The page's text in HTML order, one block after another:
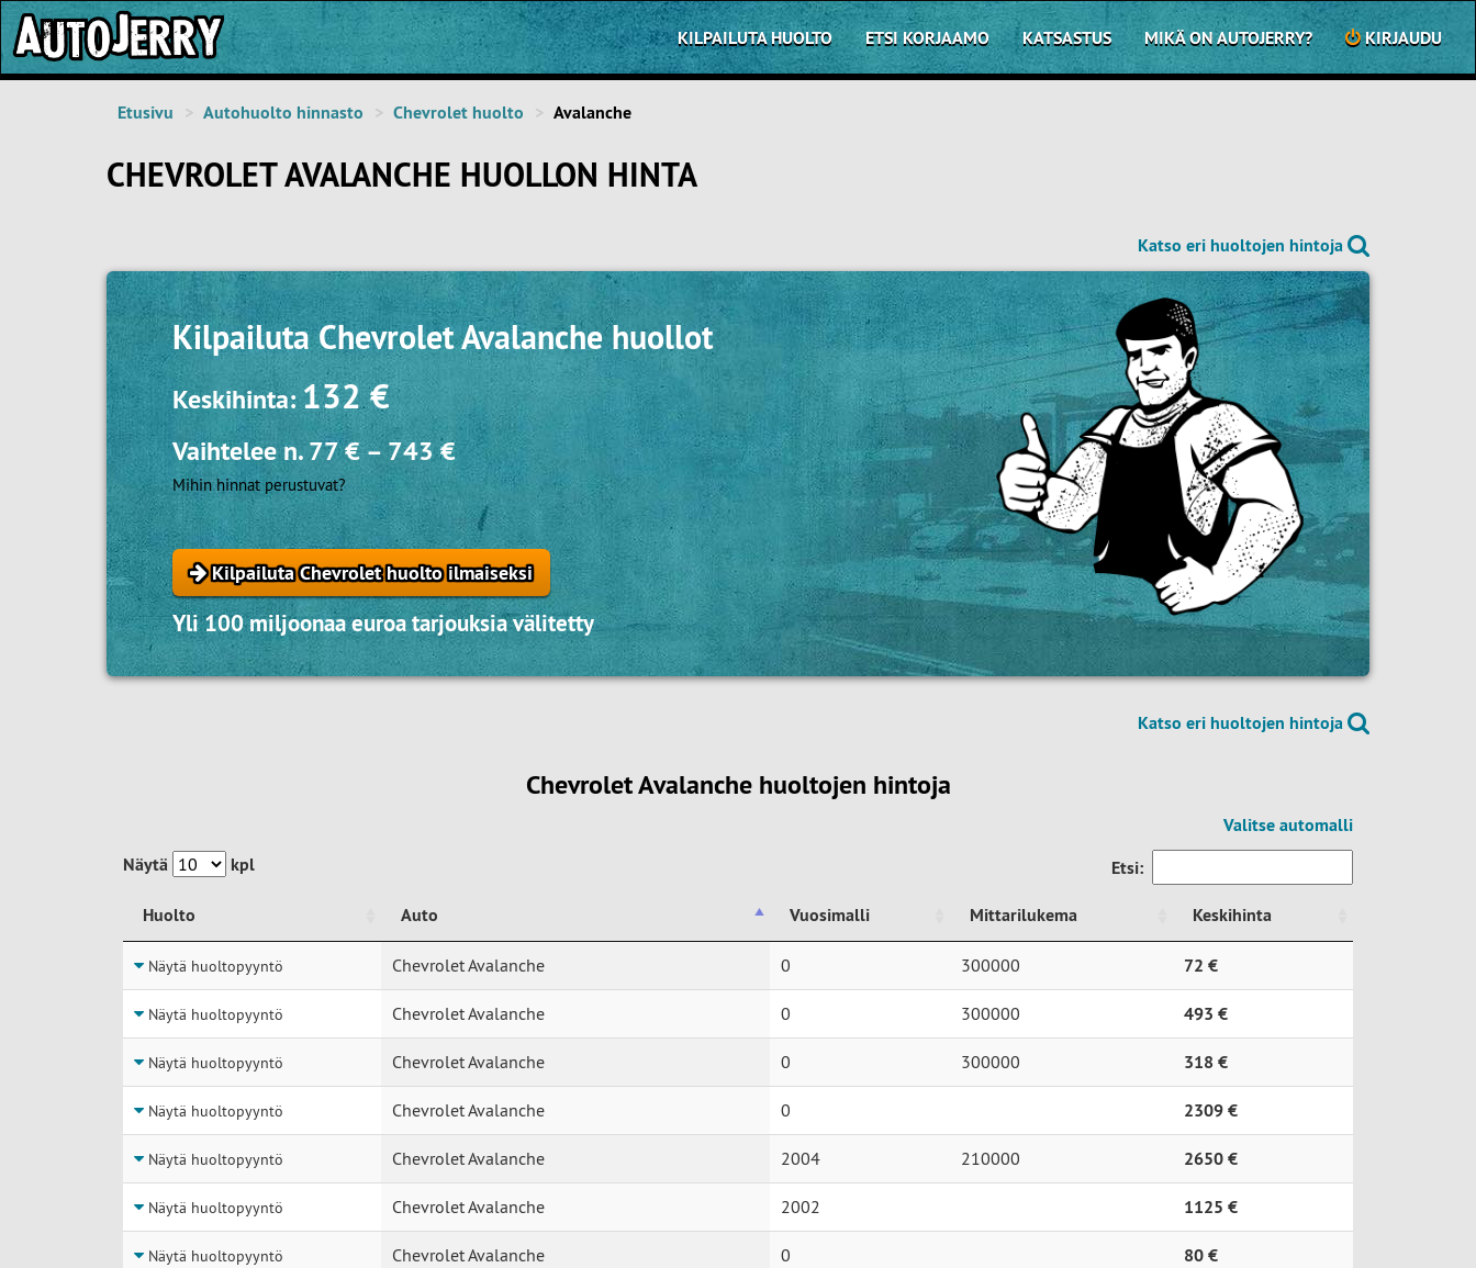
KILPAILUTA HUOLTO ETSI KORJAAMO KATSASTUS MIKÄ ON AUTOJERRY? KIRJAUDU
Etusivu Autohuolto hinnasto Chevrolet huolto Avalanche
CHEVROLET AVALANCHE HUOLLON HINTA
Katso eri huoltojen hintoja
KilpailutaChevrolet Avalanche huollot
Keskihinta:132 €
Vaihtelee n.77 €–743 €
Mihin hinnat perustuvat?
Kilpailuta Chevrolet huolto ilmaiseksi
Yli 100 miljoonaa euroa tarjouksia välitetty
Katso eri huoltojen hintoja
Chevrolet Avalanche huoltojen hintoja
Valitse automalli
Näytä
kpl Etsi:
Huolto Auto Vuosimalli Mittarilukema
Keskihinta
Huolto
Auto Mittarilukema Keskihinta
Näytä huoltopyyntö Chevrolet Avalanche 0 300000 72 €
Näytä huoltopyyntö Chevrolet Avalanche 0 300000 493 €
Näytä huoltopyyntö Chevrolet Avalanche 0 300000 318 €
Näytä huoltopyyntö Chevrolet Avalanche 0 2309 €
Näytä huoltopyyntö Chevrolet Avalanche 2004 210000 2650 €
Näytä huoltopyyntö Chevrolet Avalanche 2002 1125 €
Näytä huoltopyyntö Chevrolet Avalanche 0 80 €